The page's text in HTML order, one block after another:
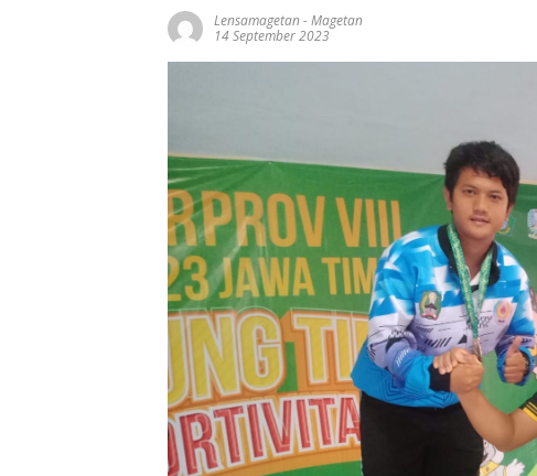
Lensamagetan-Magetan
14 September 2023